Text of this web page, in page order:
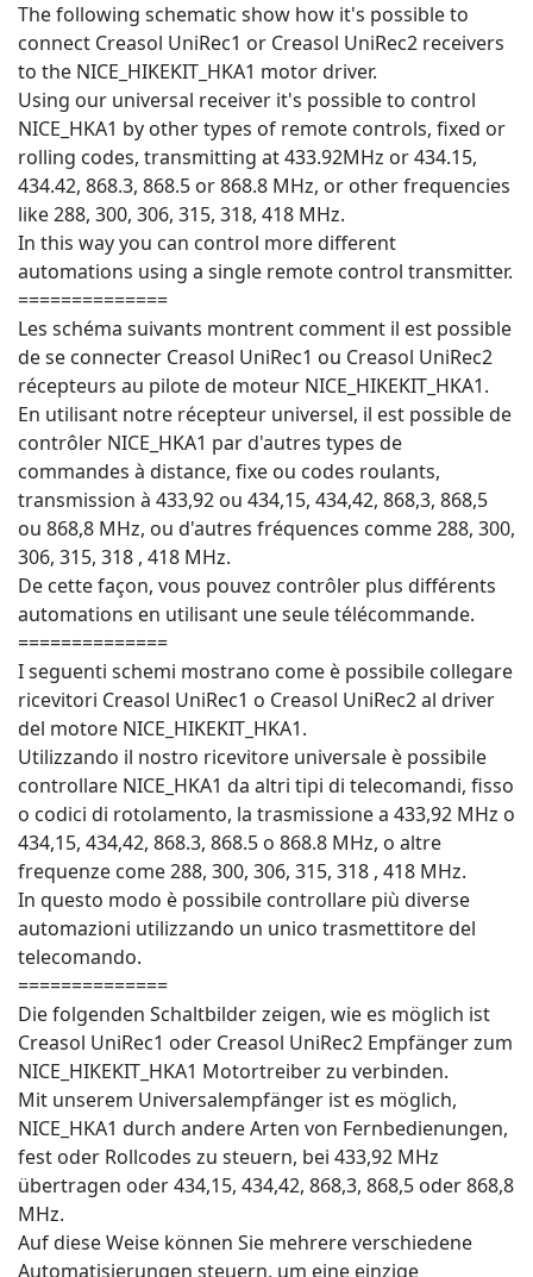
The following schematic show how it's possible to
connect Creasol UniRec1 or Creasol UniRec2 receivers
to the NICE_HIKEKIT_HKA1 motor driver.
Using our universal receiver it's possible to control
NICE_HKA1 by other types of remote controls, fixed or
rolling codes, transmitting at 433.92MHz or 434.15,
434.42, 868.3, 868.5 or 868.8 MHz, or other frequencies
like 288, 300, 306, 315, 318, 418 MHz.
In this way you can control more different
automations using a single remote control transmitter.
==============
Les schéma suivants montrent comment il est possible
de se connecter Creasol UniRec1 ou Creasol UniRec2
récepteurs au pilote de moteur NICE_HIKEKIT_HKA1.
En utilisant notre récepteur universel, il est possible de
contrôler NICE_HKA1 par d'autres types de
commandes à distance, fixe ou codes roulants,
transmission à 433,92 ou 434,15, 434,42, 868,3, 868,5
ou 868,8 MHz, ou d'autres fréquences comme 288, 300,
306, 315, 318 , 418 MHz.
De cette façon, vous pouvez contrôler plus différents
automations en utilisant une seule télécommande.
==============
I seguenti schemi mostrano come è possibile collegare
ricevitori Creasol UniRec1 o Creasol UniRec2 al driver
del motore NICE_HIKEKIT_HKA1.
Utilizzando il nostro ricevitore universale è possibile
controllare NICE_HKA1 da altri tipi di telecomandi, fisso
o codici di rotolamento, la trasmissione a 433,92 MHz o
434,15, 434,42, 868.3, 868.5 o 868.8 MHz, o altre
frequenze come 288, 300, 306, 315, 318 , 418 MHz.
In questo modo è possibile controllare più diverse
automazioni utilizzando un unico trasmettitore del
telecomando.
==============
Die folgenden Schaltbilder zeigen, wie es möglich ist
Creasol UniRec1 oder Creasol UniRec2 Empfänger zum
NICE_HIKEKIT_HKA1 Motortreiber zu verbinden.
Mit unserem Universalempfänger ist es möglich,
NICE_HKA1 durch andere Arten von Fernbedienungen,
fest oder Rollcodes zu steuern, bei 433,92 MHz
übertragen oder 434,15, 434,42, 868,3, 868,5 oder 868,8
MHz.
Auf diese Weise können Sie mehrere verschiedene
Automatisierungen steuern, um eine einzige